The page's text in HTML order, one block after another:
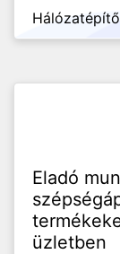
Eladó
üzletben